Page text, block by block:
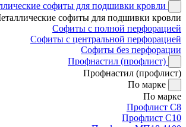
софиты для подшивки кровли
софиты для подшивки кровли
Софиты с полной перфорацией
Софиты с центральной перфорацией
Софиты без перфорации
Профнастил (профлист)
Профнастил (профлист)
По марке
По марке
Профлист С8
Профлист С10